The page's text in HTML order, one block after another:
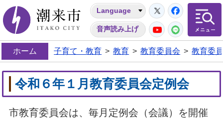
潮来市
Language
音声読み上げ
Twitter
YouTube
LINE
ホーム 子育て・教育 > 教育 > 教育委員会 > 教育委
令和６年１月教育委員会定例会
市教育委員会は、毎月定例会（会議）を開催